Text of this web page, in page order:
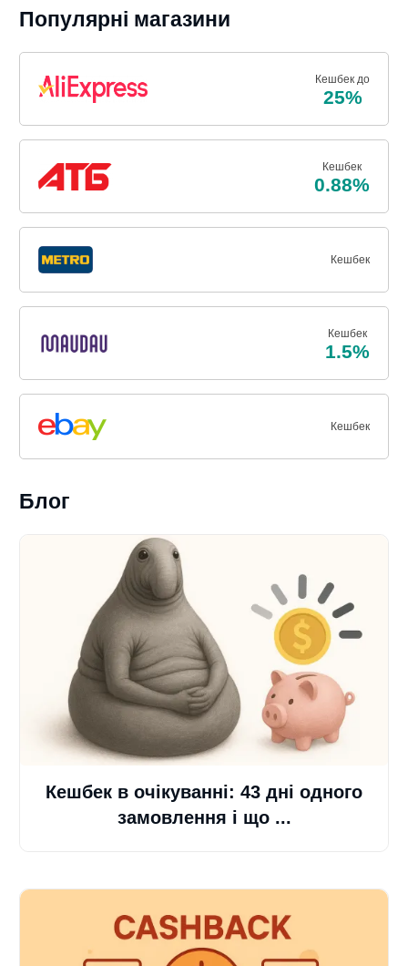
Популярні магазини
Кешбек до
25%
Кешбек
0.88%
Кешбек
Кешбек
1.5%
Кешбек
Блог
Кешбек в очікуванні: 43 дні одного
замовлення і що ...